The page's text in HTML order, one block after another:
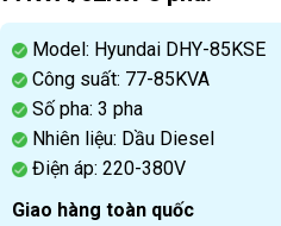
Model: Hyundai DHY-85KSE
Công suất: 77-85KVA
Số pha: 3 pha
Nhiên liệu: Dầu Diesel
Điện áp: 220-380V
Giao hàng toàn quốc